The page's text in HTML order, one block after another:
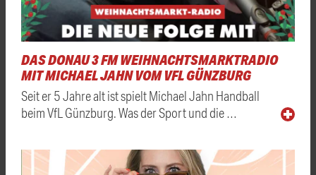
DAS DONAU 3 FM WEIHNACHTSMARKTRADIO
MIT MICHAEL JAHN VOM VFL GÜNZBURG
Seit er 5 Jahre alt ist spielt Michael Jahn Handball
beim VfL Günzburg. Was der Sport und die …